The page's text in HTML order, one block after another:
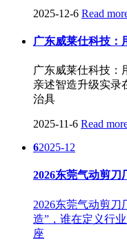
2025-12-6 Read
广东威莱仕科技：
广东威莱仕科技：
亲述智造升级实录
治具
2025-11-6 Read
62025-12
2026东莞气动剪
2026东莞气动剪刀
造”，谁在定义行
座